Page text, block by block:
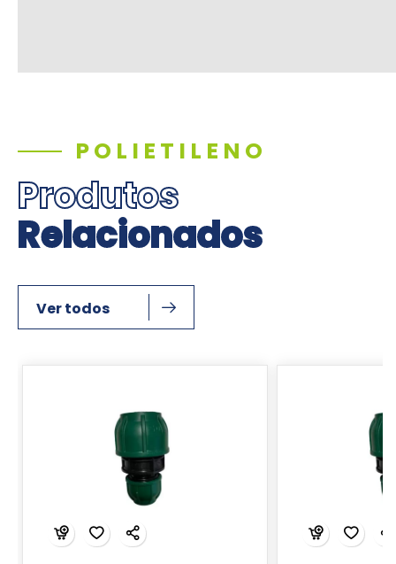
POLIETILENO
Produtos
Relacionados
Ver todos